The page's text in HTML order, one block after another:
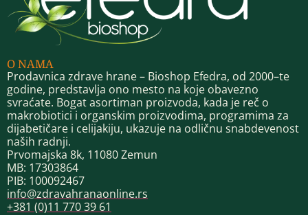
O NAMA
Prodavnica zdrave hrane – Bioshop Efedra, od 2000–te
godine, predstavlja ono mesto na koje obavezno
svraćate. Bogat asortiman proizvoda, kada je reč o
makrobiotici i organskim proizvodima, programima za
dijabetičare i celijakiju, ukazuje na odličnu snabdevenost
naših radnji.
Prvomajska 8k, 11080 Zemun
MB: 17303864
PIB: 100092467
info@zdravahranaonline.rs
+381 (0)11 770 39 61